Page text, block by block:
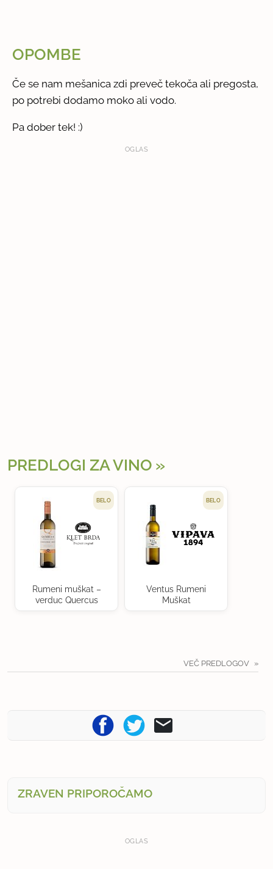
OPOMBE
Če se nam mešanica zdi preveč tekoča ali pregosta,
po potrebi dodamo moko ali vodo.
Pa dober tek! :)
OGLAS
PREDLOGI ZA VINO
BELO
Rumeni muškat –
verduc Quercus
BELO
Ventus Rumeni
Muškat
VEČ PREDLOGOV
ZRAVEN PRIPOROČAMO
OGLAS